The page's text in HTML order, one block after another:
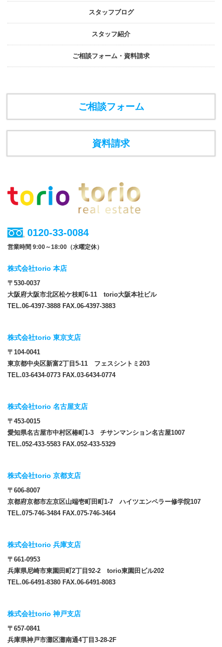
スタッフブログ
スタッフ紹介
ご相談フォーム・資料請求
ご相談フォーム
資料請求
0120-33-0084
営業時間 9:00～18:00（水曜定休）
株式会社torio 本店
〒530-0037
大阪府大阪市北区松ケ枝町6-11 torio大阪本社ビル
TEL.06-4397-3888 FAX.06-4397-3883
株式会社torio 東京支店
〒104-0041
東京都中央区新富2丁目5-11 フェスシントミ203
TEL.03-6434-0773 FAX.03-6434-0774
株式会社torio 名古屋支店
〒453-0015
愛知県名古屋市中村区椿町1-3 チサンマンション名古屋1007
TEL.052-433-5583 FAX.052-433-5329
株式会社torio 京都支店
〒606-8007
京都府京都市左京区山端壱町田町1-7 ハイツエンペラー修学院107
TEL.075-746-3484 FAX.075-746-3464
株式会社torio 兵庫支店
〒661-0953
兵庫県尼崎市東園田町2丁目92-2 torio東園田ビル202
TEL.06-6491-8380 FAX.06-6491-8083
株式会社torio 神戸支店
〒657-0841
兵庫県神戸市灘区灘南通4丁目3-28-2F